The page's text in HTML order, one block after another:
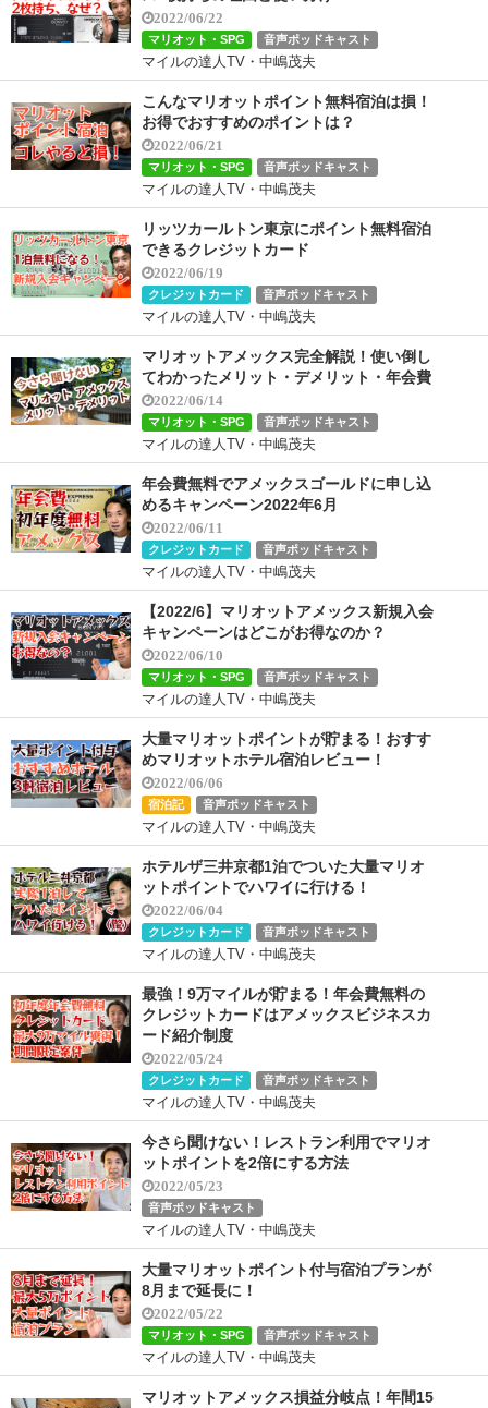
2022/06/22
マリオット・SPG 音声ポッドキャスト
マイルの達人TV・中嶋茂夫
こんなマリオットポイント無料宿泊は損！
お得でおすすめのポイントは？
2022/06/21
マリオット・SPG 音声ポッドキャスト
マイルの達人TV・中嶋茂夫
リッツカールトン東京にポイント無料宿泊
できるクレジットカード
2022/06/19
クレジットカード 音声ポッドキャスト
マイルの達人TV・中嶋茂夫
マリオットアメックス完全解説！使い倒し
てわかったメリット・デメリット・年会費
2022/06/14
マリオット・SPG 音声ポッドキャスト
マイルの達人TV・中嶋茂夫
年会費無料でアメックスゴールドに申し込
めるキャンペーン2022年6月
2022/06/11
クレジットカード 音声ポッドキャスト
マイルの達人TV・中嶋茂夫
【2022/6】マリオットアメックス新規入会
キャンペーンはどこがお得なのか？
2022/06/10
マリオット・SPG 音声ポッドキャスト
マイルの達人TV・中嶋茂夫
大量マリオットポイントが貯まる！おすす
めマリオットホテル宿泊レビュー！
2022/06/06
宿泊記 音声ポッドキャスト
マイルの達人TV・中嶋茂夫
ホテルザ三井京都1泊でついた大量マリオ
ットポイントでハワイに行ける！
2022/06/04
クレジットカード 音声ポッドキャスト
マイルの達人TV・中嶋茂夫
最強！9万マイルが貯まる！年会費無料の
クレジットカードはアメックスビジネスカ
ード紹介制度
2022/05/24
クレジットカード 音声ポッドキャスト
マイルの達人TV・中嶋茂夫
今さら聞けない！レストラン利用でマリオ
ットポイントを2倍にする方法
2022/05/23
音声ポッドキャスト
マイルの達人TV・中嶋茂夫
大量マリオットポイント付与宿泊プランが
8月まで延長に！
2022/05/22
マリオット・SPG 音声ポッドキャスト
マイルの達人TV・中嶋茂夫
マリオットアメックス損益分岐点！年間15